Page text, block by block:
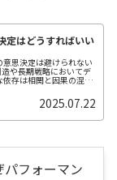
定はどうすればいい
思決定は避けられない
や長期戦略においてデ
依存は相関と因果の混同
2025.07.22
パフォーマン